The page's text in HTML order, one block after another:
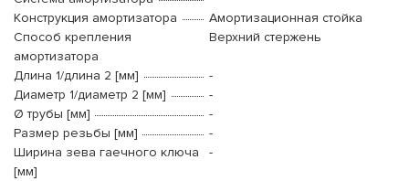
Конструкция амортизатора
Амортизационная стойка
Способ крепления
амортизатора
Верхний стержень
Длина 1/длина 2 [мм]
-
Диаметр 1/диаметр 2 [мм]
-
Ø трубы [мм]
-
Размер резьбы [мм]
-
Ширина зева гаечного ключа
[мм]
-